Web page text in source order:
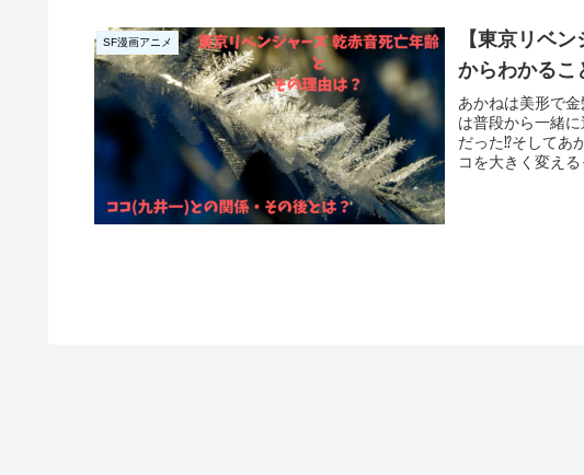
SF漫画アニメ
【東京リベ
からわかるこ
あかねは美形で
は普段から一緒
だった⁉そしてあ
コを大きく変え